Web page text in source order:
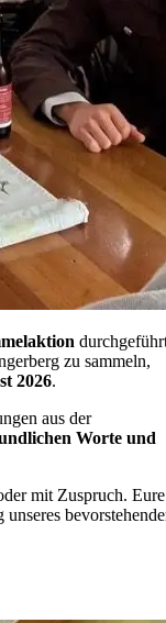
zu sammeln,
2026.
aus der
Worte und
mit Zuspruch. Eure